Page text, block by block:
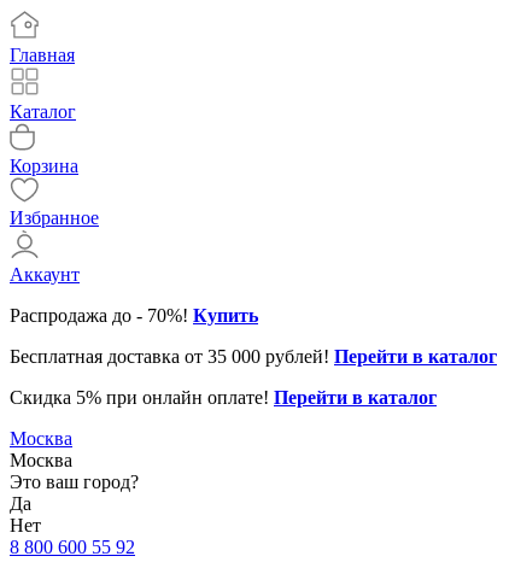
Главная
Каталог
Корзина
Избранное
Аккаунт
31.12.2025 Клиентская поддержка
Распродажа до - 70%! Купить
Бесплатная доставка от 35 000 рублей! Перейти в каталог
Скидка 5% при онлайн оплате! Перейти в каталог
Москва
Москва
Это ваш город?
Да
Нет
8 800 600 55 92